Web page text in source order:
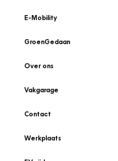
E-Mobility
GroenGedaan
Over ons
Vakgarage
Contact
Werkplaats